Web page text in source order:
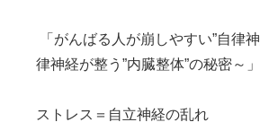
「がんばる人が崩しやすい”自律
律神経が整う”内臓整体”の秘密～
ストレス＝自立神経の乱れ